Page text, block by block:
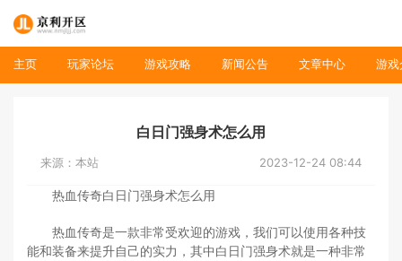
主页 玩家论坛 游戏攻略 新闻公告 文章中心 游戏
白日门强身术怎么用
来源：本站 2023-12-24 08:44
热血传奇白日门强身术怎么用
热血传奇是一款非常受欢迎的游戏，我们可以使用各种技
能和装备来提升自己的实力，其中白日门强身术就是一种非常